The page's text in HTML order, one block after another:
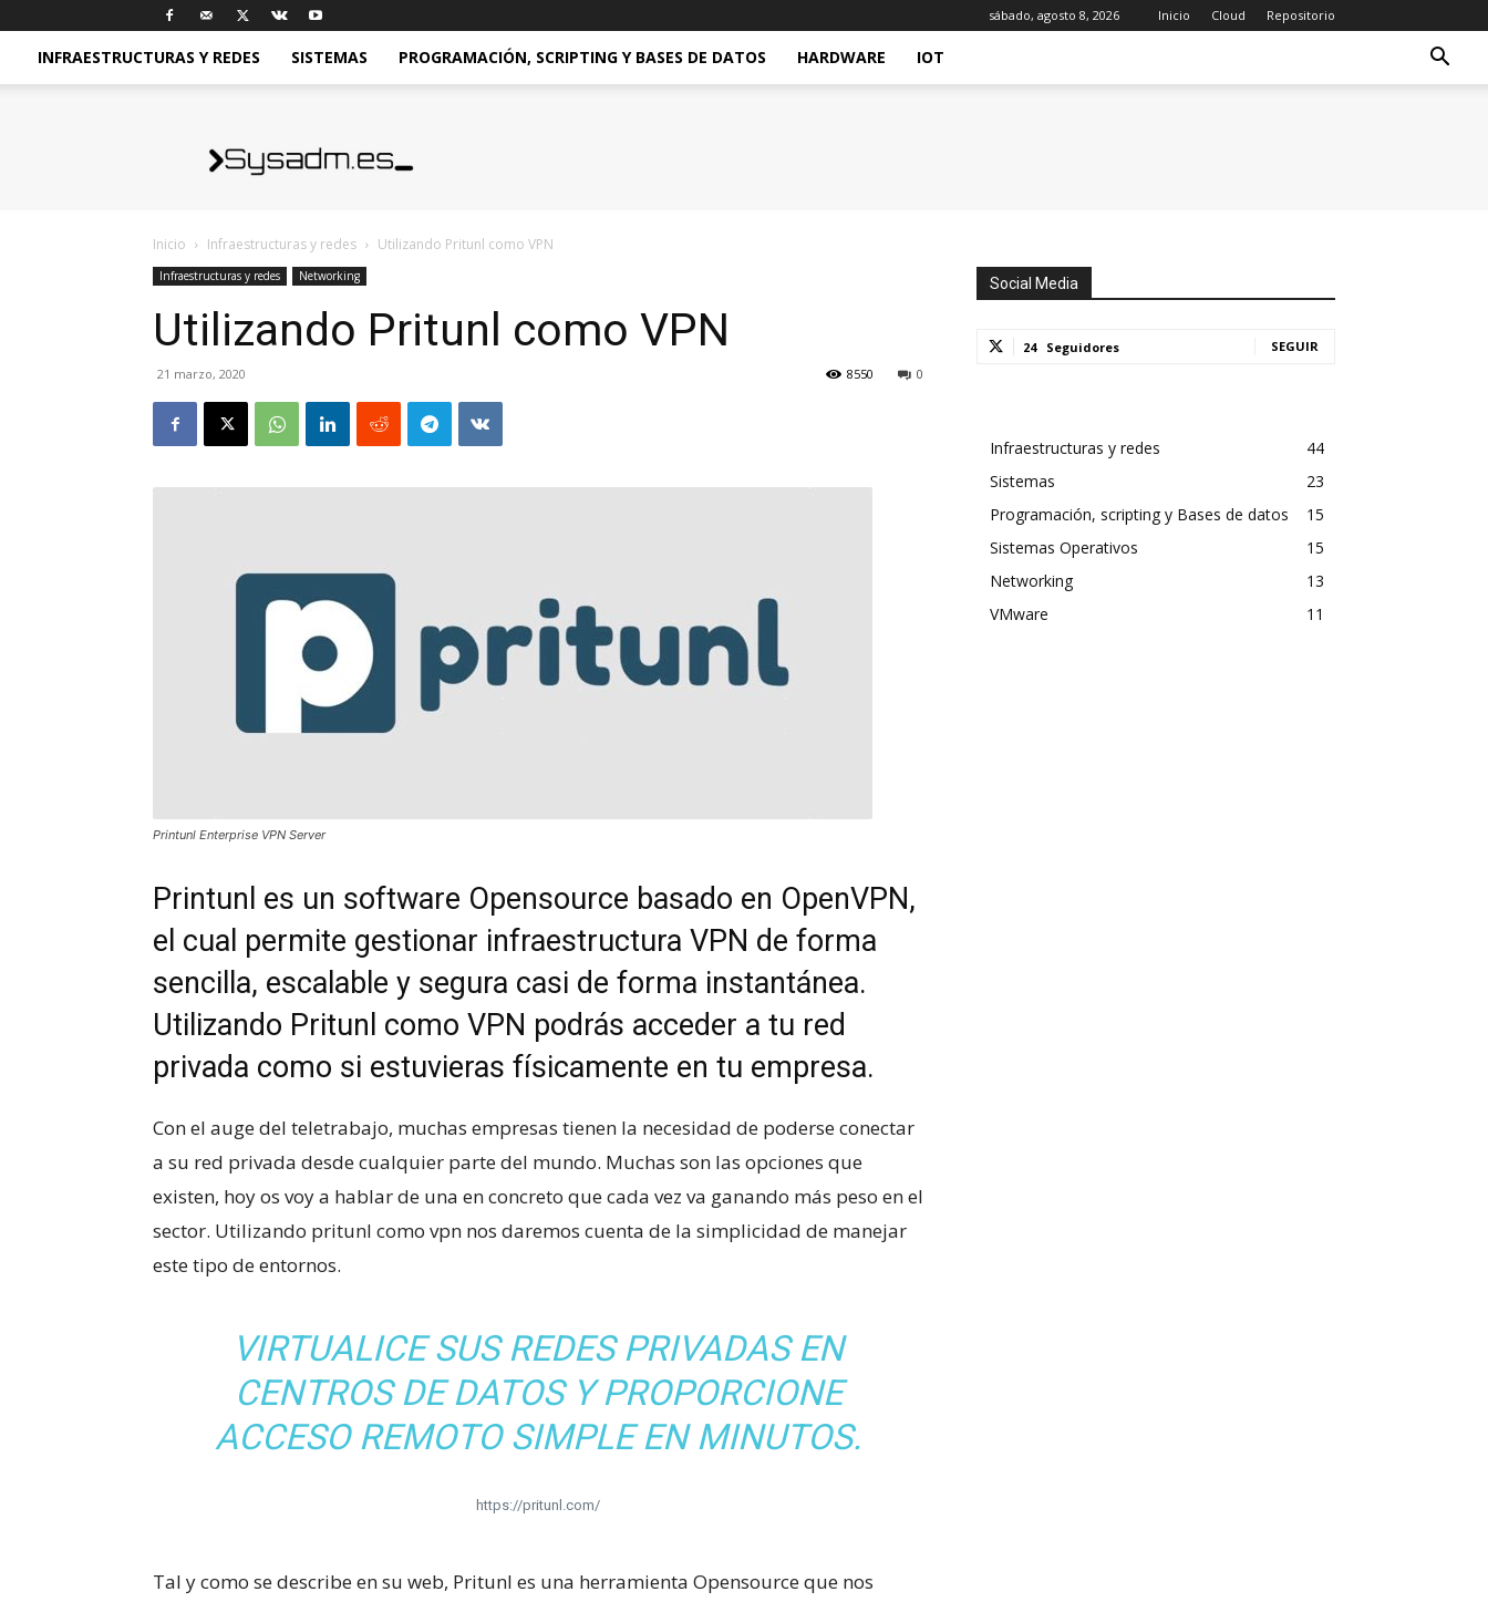
sábado, agosto 8, 2026 Inicio Cloud Repositorio
INFRAESTRUCTURAS Y REDES SISTEMAS PROGRAMACIÓN, SCRIPTING Y BASES DE DATOS HARDWARE IOT
Inicio Infraestructuras y redes Utilizando Pritunl como VPN
Infraestructuras y redes Networking
Utilizando Pritunl como VPN
21 marzo, 2020 0
8550
Printunl Enterprise VPN Server
Printunl es un software Opensource basado en OpenVPN,
el cual permite gestionar infraestructura VPN de forma
sencilla, escalable y segura casi de forma instantánea.
Utilizando Pritunl como VPN podrás acceder a tu red
privada como si estuvieras físicamente en tu empresa.
Con el auge del teletrabajo, muchas empresas tienen la necesidad de poderse conectar
a su red privada desde cualquier parte del mundo. Muchas son las opciones que
existen, hoy os voy a hablar de una en concreto que cada vez va ganando más peso en el
sector. Utilizando pritunl como vpn nos daremos cuenta de la simplicidad de manejar
este tipo de entornos.
VIRTUALICE SUS REDES PRIVADAS EN
CENTROS DE DATOS Y PROPORCIONE
ACCESO REMOTO SIMPLE EN MINUTOS.
https://pritunl.com/
Tal y como se describe en su web, Pritunl es una herramienta Opensource que nos
Social Media
24 Seguidores SEGUIR
Infraestructuras y redes
44
Sistemas
23
Programación, scripting y Bases de datos
15
Sistemas Operativos
15
Networking
13
VMware
11